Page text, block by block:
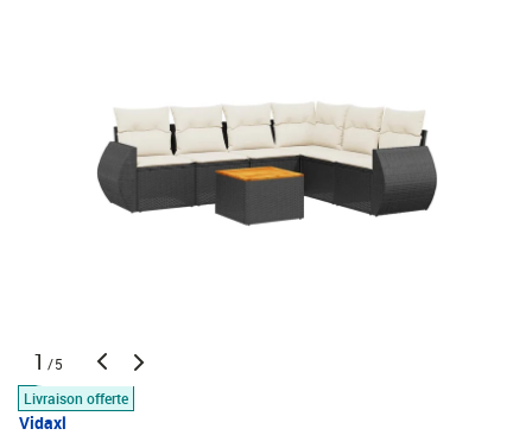
1 /5
Livraison offerte
Vidaxl